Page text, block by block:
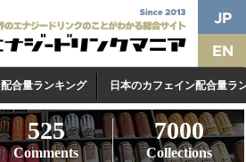
合量ランキング 日本のカフェイン配合量ラ
525
Comments
7000
Collections